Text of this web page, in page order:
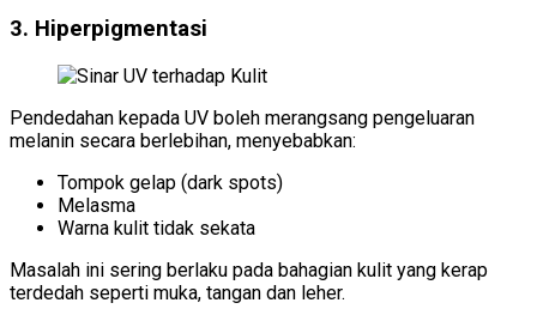
3. Hiperpigmentasi
Pendedahan kepada UV boleh merangsang pengeluaran
melanin secara berlebihan, menyebabkan:
Tompok gelap (dark spots)
Melasma
Warna kulit tidak sekata
Masalah ini sering berlaku pada bahagian kulit yang kerap
terdedah seperti muka, tangan dan leher.